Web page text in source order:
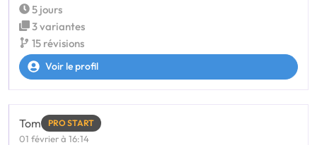
5 jours
3 variantes
15 révisions
Voir le profil
Tom PRO START
01 février à 16:14